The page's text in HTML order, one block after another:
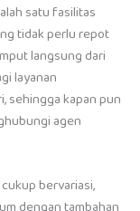
satu fasilitas
tidak perlu repot
langsung dari
layanan
sehingga kapan pun
agen
bervariasi,